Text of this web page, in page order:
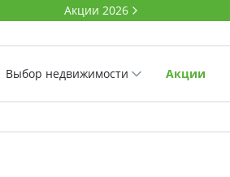
Акции 2026
Выбор недвижимости Акции